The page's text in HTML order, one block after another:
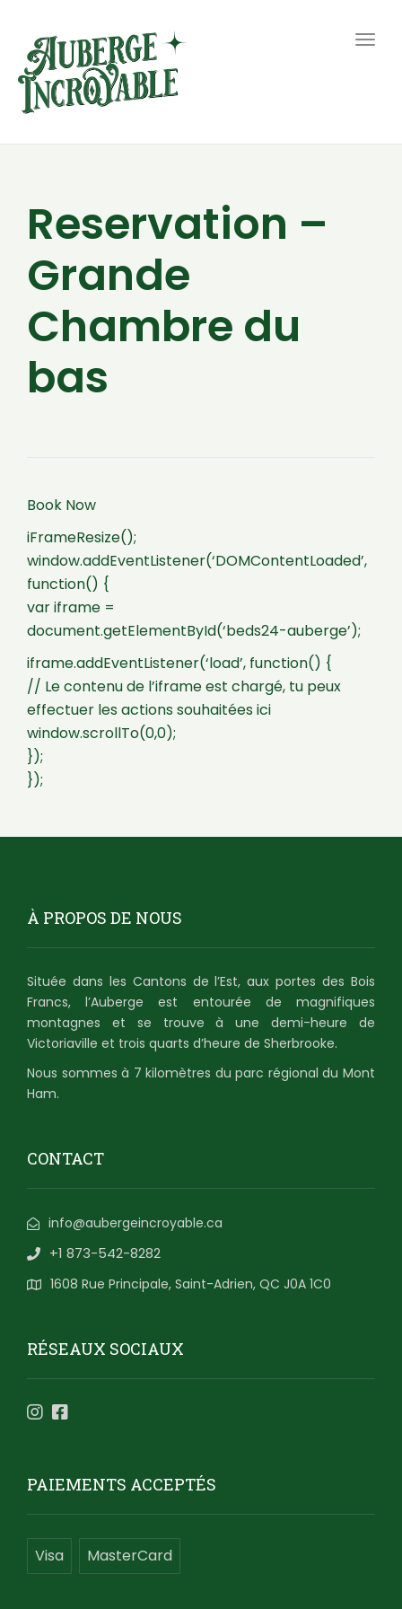
Reservation –
Grande
Chambre du
bas
Book Now
iFrameResize();
window.addEventListener(‘DOMContentLoaded’,
function() {
var iframe =
document.getElementById(‘beds24-auberge’);
iframe.addEventListener(‘load’, function() {
// Le contenu de l’iframe est chargé, tu peux
effectuer les actions souhaitées ici
window.scrollTo(0,0);
});
});
À PROPOS DE NOUS
Située dans les Cantons de l’Est, aux portes des Bois
Francs, l’Auberge est entourée de magnifiques
montagnes et se trouve à une demi-heure de
Victoriaville et trois quarts d’heure de Sherbrooke.
Nous sommes à 7 kilomètres du parc régional du Mont
Ham.
CONTACT
info@aubergeincroyable.ca
+1 873-542-8282
1608 Rue Principale, Saint-Adrien, QC J0A 1C0
RÉSEAUX SOCIAUX
PAIEMENTS ACCEPTÉS
Visa MasterCard